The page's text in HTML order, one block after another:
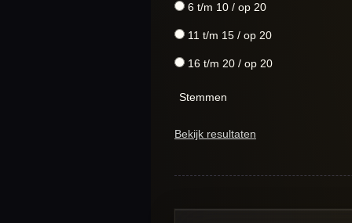
6 t/m 10 / op 20
11 t/m 15 / op 20
16 t/m 20 / op 20
Stemmen
Bekijk resultaten